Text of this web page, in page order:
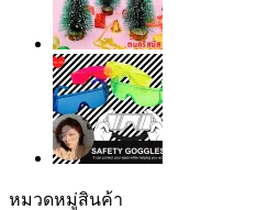
หมวดหมู่สินค้า